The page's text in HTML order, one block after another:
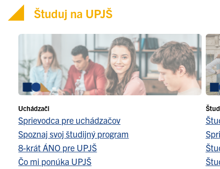
Študuj na UPJŠ
Uchádzači
Sprievodca pre uchádzačov
Spoznaj svoj študijný program
8-krát ÁNO pre UPJŠ
Čo mi ponúka UPJŠ